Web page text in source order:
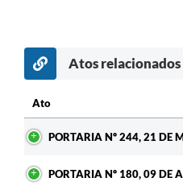
Atos
Ato
PORTARIA Nº 244, 21 DE
PORTARIA Nº 180, 09 DE